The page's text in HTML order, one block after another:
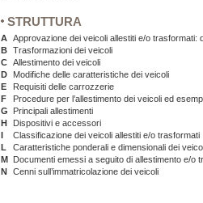
STRUTTURA
A Approvazione dei veicoli allestiti e/o trasformati:
B Trasformazioni dei veicoli
C Allestimento dei veicoli
D
Modifiche delle caratteristiche dei veicoli
E
Requisiti delle carrozzerie
F
Procedure per l’allestimento dei veicoli ed
G
Principali allestimenti
H
Dispositivi e accessori
I
Classificazione dei veicoli allestiti e/o trasformati
L
Caratteristiche ponderali e dimensionali dei
M Documenti emessi a seguito di allestimento e/o
N Cenni sull’immatricolazione dei veicoli